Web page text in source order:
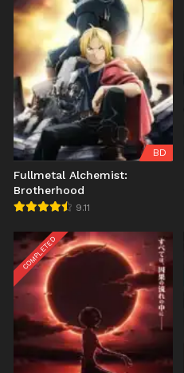
BD
Fullmetal Alchemist:
Brotherhood
9.11
COMPLETED